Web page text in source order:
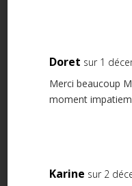
Doret sur 1
Merci beaucoup
moment
Karine sur 2